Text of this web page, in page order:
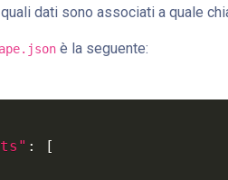
dati sono associati a quale
è la seguente:
:
[